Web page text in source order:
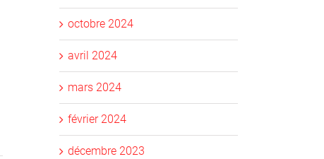
octobre 2024
avril 2024
mars 2024
février 2024
décembre 2023